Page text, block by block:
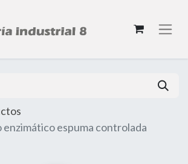
enzimático espuma controlada